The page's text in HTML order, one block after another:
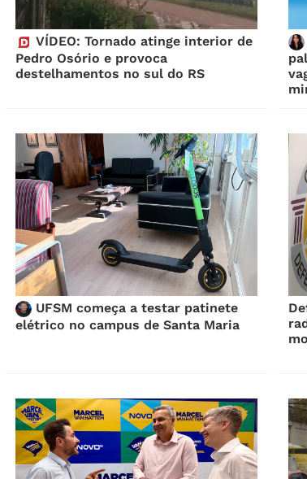
VÍDEO: Tornado atinge interior de
Pedro Osório e provoca
destelhamentos no sul do RS
UFSM começa a testar patinete
elétrico no campus de Santa Maria